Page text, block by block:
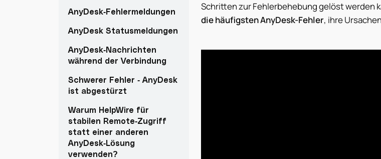
AnyDesk-Fehlermeldungen
AnyDesk Statusmeldungen
AnyDesk-Nachrichten
während der Verbindung
Schwerer Fehler - AnyDesk
ist abgestürzt
Warum HelpWire für
stabilen Remote-Zugriff
statt einer anderen
AnyDesk-Lösung
verwenden?
Schritten zur Fehlerbehebung gelöst werden
die häufigsten AnyDesk-Fehler, ihre